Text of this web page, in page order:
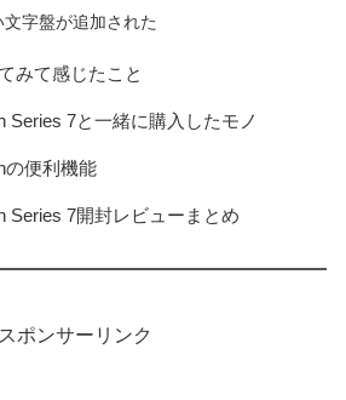
文字盤が追加された
みて感じたこと
Series 7と一緒に購入したモノ
の便利機能
Series 7開封レビューまとめ
スポンサーリンク